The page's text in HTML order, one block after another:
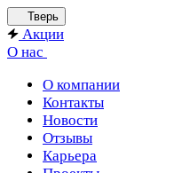
Тверь
Акции
О нас
О компании
Контакты
Новости
Отзывы
Карьера